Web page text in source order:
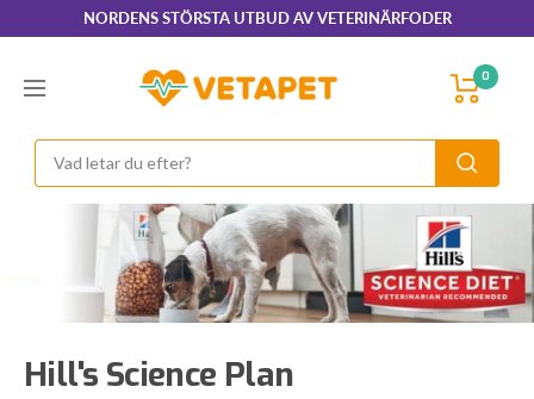
till
NORDENS STÖRSTA UTBUD AV VETERINÄRFODER
Navigering
VetaPet.com 0
Hill's Science Plan